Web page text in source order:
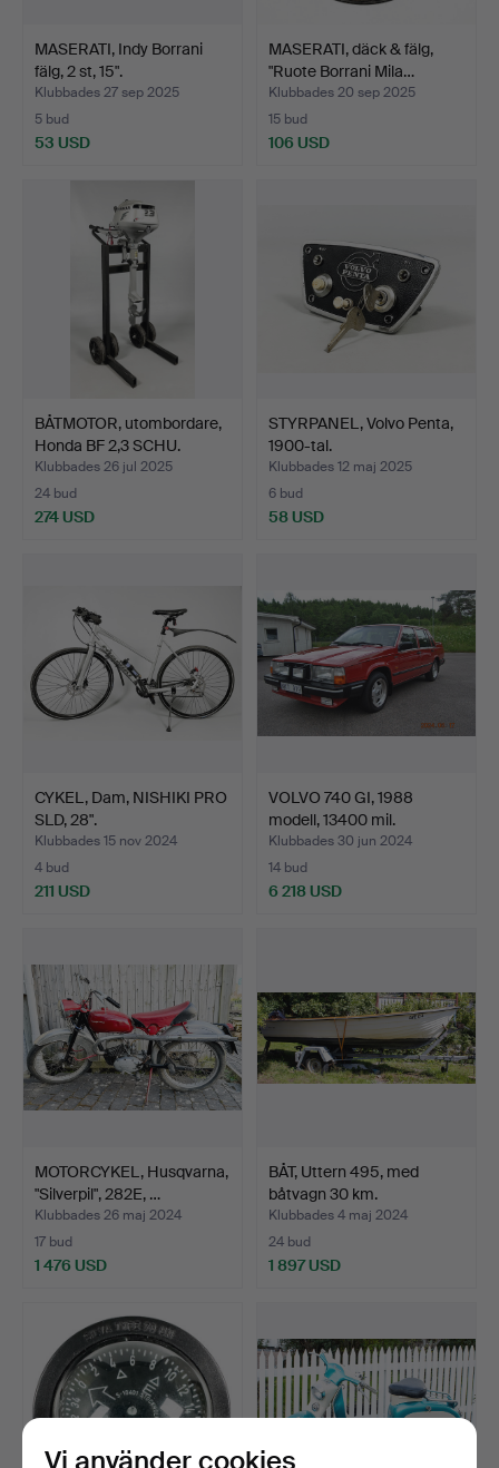
MASERATI, Indy Borrani
fälg, 2 st, 15".
Klubbades 27 sep 2025
5 bud
53 USD
MASERATI, däck & fälg,
"Ruote Borrani Mila…
Klubbades 20 sep 2025
15 bud
106 USD
BÅTMOTOR, utombordare,
Honda BF 2,3 SCHU.
Klubbades 26 jul 2025
24 bud
274 USD
STYRPANEL, Volvo Penta,
1900-tal.
Klubbades 12 maj 2025
6 bud
58 USD
CYKEL, Dam, NISHIKI PRO
SLD, 28".
Klubbades 15 nov 2024
4 bud
211 USD
VOLVO 740 GI, 1988
modell, 13400 mil.
Klubbades 30 jun 2024
14 bud
6 218 USD
MOTORCYKEL, Husqvarna,
"Silverpil", 282E, …
Klubbades 26 maj 2024
17 bud
1 476 USD
BÅT, Uttern 495, med
båtvagn 30 km.
Klubbades 4 maj 2024
24 bud
1 897 USD
Vi använder cookies